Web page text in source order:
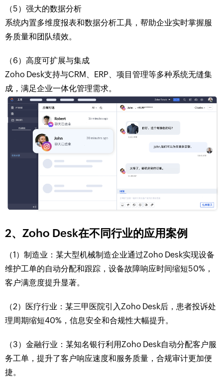
（5）强大的数据分析
系统内置多维度报表和数据分析工具，帮助企业实时掌握服
务质量和团队绩效。
（6）高度可扩展与集成
Zoho Desk支持与CRM、ERP、项目管理等多种系统无缝集
成，满足企业一体化管理需求。
2、Zoho Desk在不同行业的应用案例
（1）制造业：某大型机械制造企业通过Zoho Desk实现设备
维护工单的自动分配和跟踪，设备故障响应时间缩短50%，
客户满意度提升显著。
（2）医疗行业：某三甲医院引入Zoho Desk后，患者投诉处
理周期缩短40%，信息安全和合规性大幅提升。
（3）金融行业：某知名银行利用Zoho Desk自动分配客户服
务工单，提升了客户响应速度和服务质量，合规审计更加便
捷。